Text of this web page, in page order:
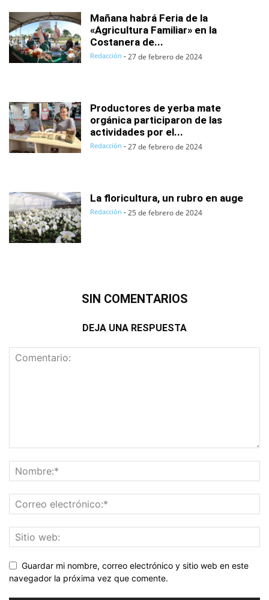
Mañana habrá Feria de la
«Agricultura Familiar» en la
Costanera de...
Redacción - 27 de febrero de 2024
Productores de yerba mate
orgánica participaron de las
actividades por el...
Redacción - 27 de febrero de 2024
La floricultura, un rubro en auge
Redacción - 25 de febrero de 2024
SIN COMENTARIOS
DEJA UNA RESPUESTA
Guardar mi nombre, correo electrónico y sitio web en este
navegador la próxima vez que comente.